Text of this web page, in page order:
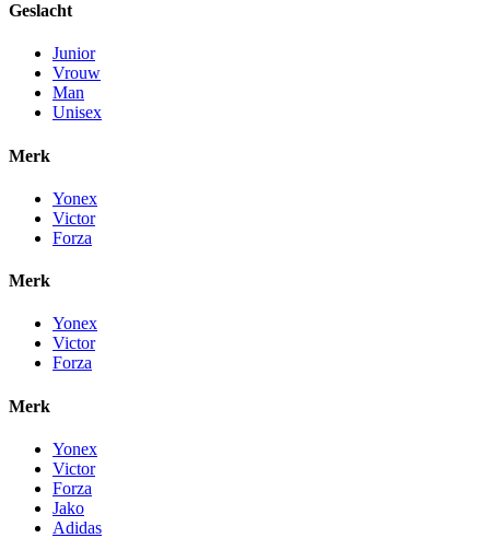
Geslacht
Junior
Vrouw
Man
Unisex
Merk
Yonex
Victor
Forza
Merk
Yonex
Victor
Forza
Merk
Yonex
Victor
Forza
Jako
Adidas